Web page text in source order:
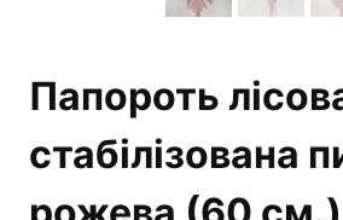
Папороть
стабілізована